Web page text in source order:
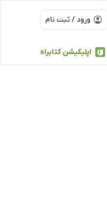
ورود / ثبت نام
اپلیکیشن کتابراه